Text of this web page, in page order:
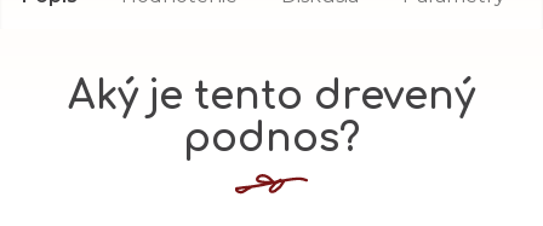
Aký je tento drevený
podnos?